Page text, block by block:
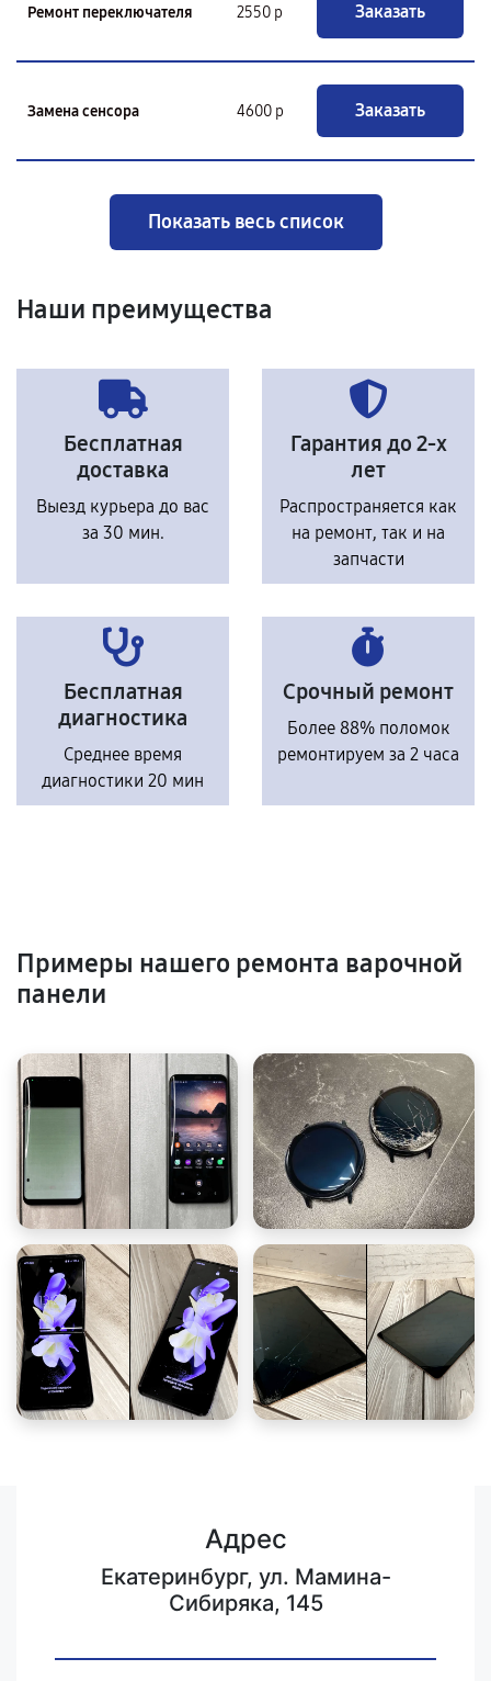
Ремонт переключателя 2550 р Заказать
Замена сенсора 4600 р Заказать
Показать весь список
Наши преимущества
Бесплатная
доставка
Выезд курьера до вас
за 30 мин.
Гарантия до 2-х
лет
Распространяется как
на ремонт, так и на
запчасти
Бесплатная
диагностика
Среднее время
диагностики 20 мин
Срочный ремонт
Более 88% поломок
ремонтируем за 2 часа
Примеры нашего ремонта варочной
панели
Адрес
Екатеринбург, ул. Мамина-
Сибиряка, 145